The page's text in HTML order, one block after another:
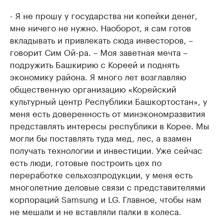
- Я не прошу у государства ни копейки денег,
мне ничего не нужно. Наоборот, я сам готов
вкладывать и привлекать сюда инвесторов, –
говорит Сим Ой-ра. – Моя заветная мечта –
подружить Башкирию с Кореей и поднять
экономику района. Я много лет возглавляю
общественную организацию «Корейский
культурный центр Республики Башкортостан», у
меня есть доверенность от минэкономразвития
представлять интересы республики в Корее. Мы
могли бы поставлять туда мед, лес, а взамен
получать технологии и инвестиции. Уже сейчас
есть люди, готовые построить цех по
переработке сельхозпродукции, у меня есть
многолетние деловые связи с представителями
корпораций Samsung и LG. Главное, чтобы нам
не мешали и не вставляли палки в колеса.